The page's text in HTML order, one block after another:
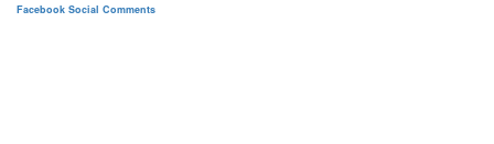
Facebook Social Comments